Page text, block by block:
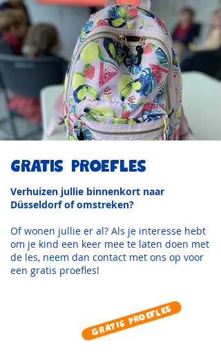
gratis proefles
Verhuizen jullie binnenkort naar
Düsseldorf of omstreken?
Of wonen jullie er al? Als je interesse hebt
om je kind een keer mee te laten doen met
de les, neem dan contact met ons op voor
een gratis proefles!
Gratis proefles